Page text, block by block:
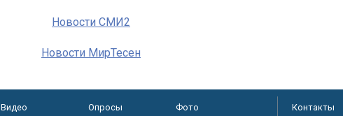
Новости СМИ2
Новости МирТесен
Видео Опросы Фото Контакты